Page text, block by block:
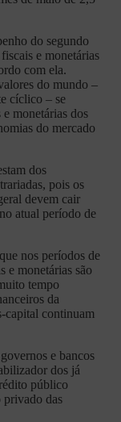
do segundo
e monetárias
com ela.
do mundo –
cíclico – se
e monetárias dos
do mercado
dos
pois os
devem cair
atual período de
nos períodos de
e monetárias são
tempo
da
capital continuam
e bancos
dos já
público
privado das